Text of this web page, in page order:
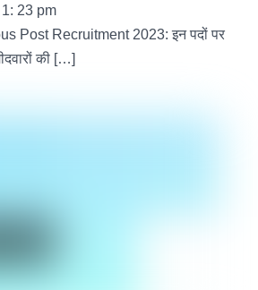
1: 23 pm
Post Recruitment 2023: इन पदों पर
की […]